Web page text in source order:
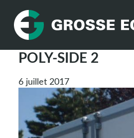
POLY-SIDE 2
6 juillet 2017